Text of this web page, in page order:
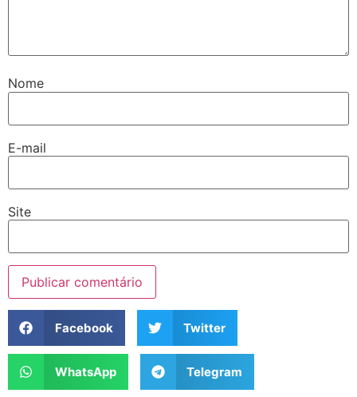
Nome
E-mail
Site
Facebook Twitter
WhatsApp Telegram